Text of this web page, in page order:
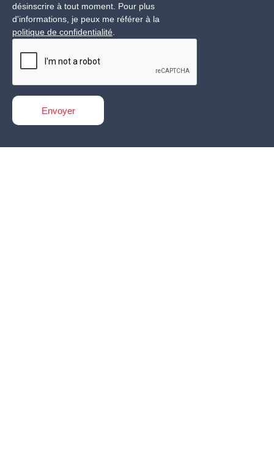
désinscrire à tout moment. Pour plus
d'informations, je peux me référer à la
politique de confidentialité